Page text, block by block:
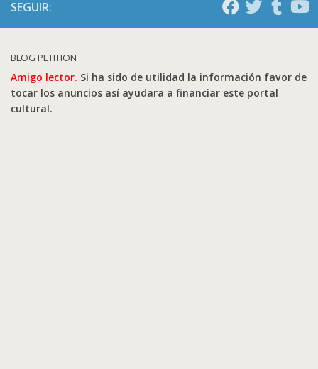
SEGUIR:
BLOG PETITION
Amigo lector. Si ha sido de utilidad la información favor de
tocar los anuncios así ayudara a financiar este portal
cultural.